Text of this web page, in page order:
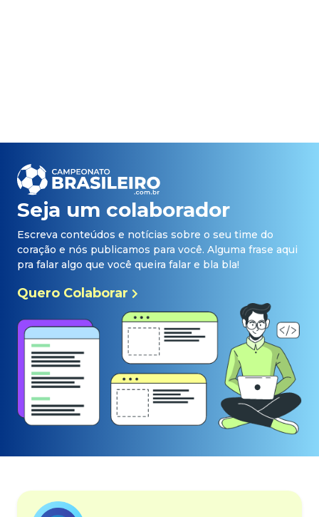
Seja um colaborador
Escreva conteúdos e notícias sobre o seu time do
coração e nós publicamos para você. Alguma frase aqui
pra falar algo que você queira falar e bla bla!
Quero Colaborar